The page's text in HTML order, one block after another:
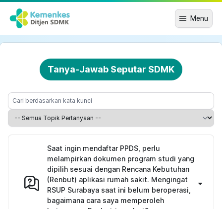
Menu
Tanya-Jawab Seputar SDMK
Saat ingin mendaftar PPDS, perlu
melampirkan dokumen program studi yang
dipilih sesuai dengan Rencana Kebutuhan
(Renbut) aplikasi rumah sakit. Mengingat
RSUP Surabaya saat ini belum beroperasi,
bagaimana cara saya memperoleh